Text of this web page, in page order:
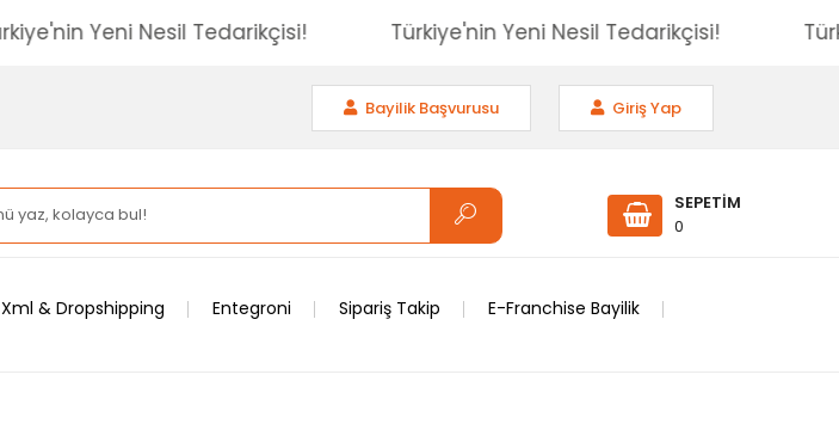
Türkiye'nin Yeni Nesil Tedarikçisi! Türkiye'nin Yeni Nesil Tedarikçisi!
Giriş Yap
Bayilik Başvurusu
SEPETİM
0
Xml & Dropshipping Entegroni Sipariş Takip E-Franchise Bayilik